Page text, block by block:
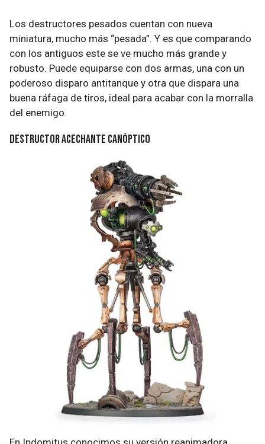
Los destructores pesados cuentan con nueva
miniatura, mucho más “pesada”. Y es que comparando
con los antiguos este se ve mucho más grande y
robusto. Puede equiparse con dos armas, una con un
poderoso disparo antitanque y otra que dispara una
buena ráfaga de tiros, ideal para acabar con la morralla
del enemigo.
Destructor Acechante Canóptico